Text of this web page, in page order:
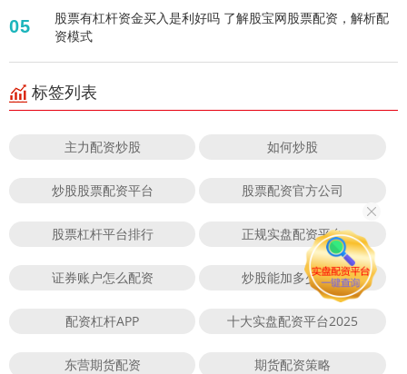
05
股票有杠杆资金买入是利好吗 了解股宝网股票配资，解析配
资模式
标签列表
主力配资炒股 如何炒股
炒股股票配资平台 股票配资官方公司
股票杠杆平台排行 正规实盘配资平台
证券账户怎么配资 炒股能加多少杠杆
配资杠杆APP 十大实盘配资平台2025
东营期货配资 期货配资策略